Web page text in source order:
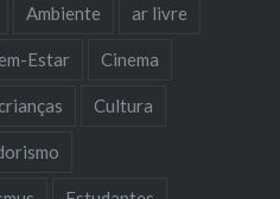
Ambiente ar livre
Estar Cinema
crianças Cultura